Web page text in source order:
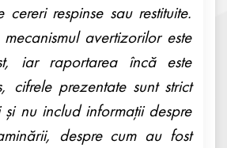
cereri respinse sau restituite.
avertizorilor este
iar raportarea încă este
cifrele prezentate sunt strict
și nu includ informații despre
despre cum au fost